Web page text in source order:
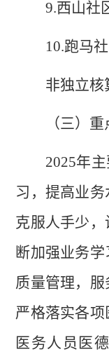
9.西山社
10.跑马
非独立核
（三）重
2025年
习，提高业
克服人手少
断加强业务
质量管理，
严格落实各
医务人员医